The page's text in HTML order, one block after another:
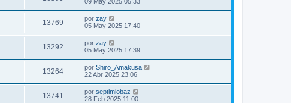
13769 por zay
05 May 2025 17:40
13292 por zay
05 May 2025 17:39
13264 por Shiro_Amakusa
22 Abr 2025 23:06
13741 por septimiobaz
28 Feb 2025 11:00